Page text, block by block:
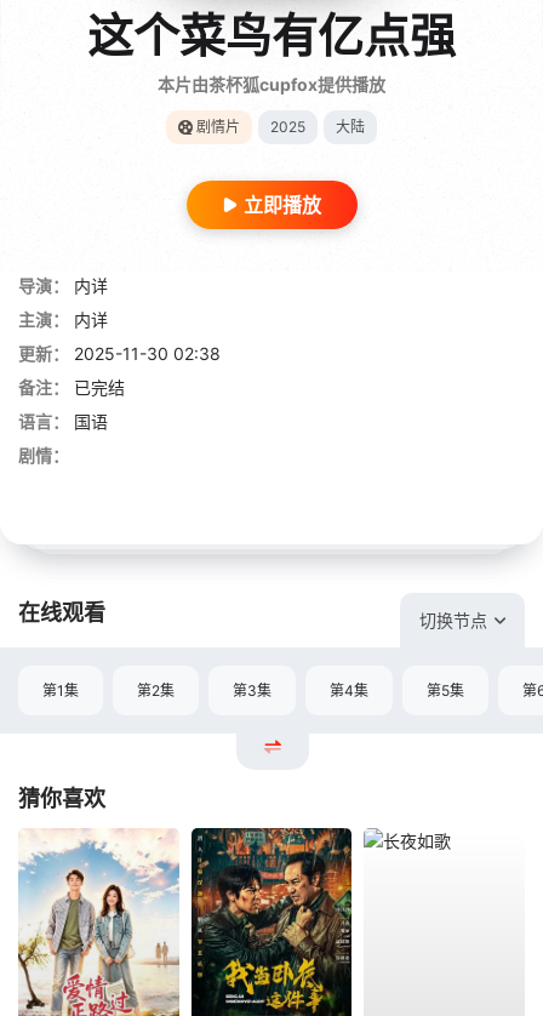
这个菜鸟有亿点强
本片由茶杯狐cupfox提供播放
剧情片 2025 大陆
立即播放
导演：
内详
主演：
内详
更新：
2025-11-30 02:38
备注：
已完结
语言：
国语
剧情：
在线观看 切换节点
第1集 第2集 第3集 第4集 第5集 第
猜你喜欢